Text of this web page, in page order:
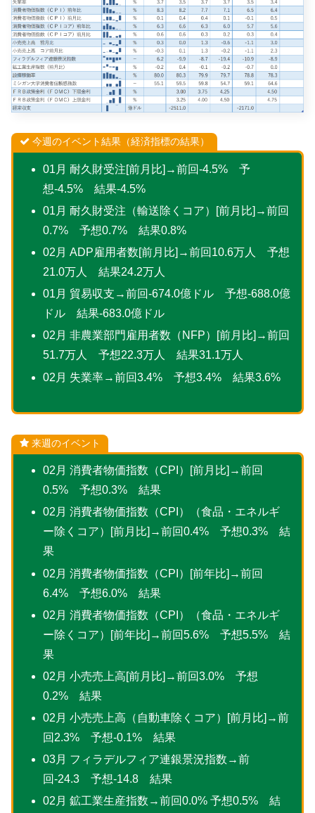
今週のイベント結果（経済指標の結果）
01月 耐久財受注[前月比]→前回-4.5% 予
想-4.5% 結果-4.5%
01月 耐久財受注（輸送除くコア）[前月比]→前回
0.7% 予想0.7% 結果0.8%
02月 ADP雇用者数[前月比]→前回10.6万人 予想
21.0万人 結果24.2万人
01月 貿易収支→前回-674.0億ドル 予想-688.0億
ドル 結果-683.0億ドル
02月 非農業部門雇用者数（NFP）[前月比]→前回
51.7万人 予想22.3万人 結果31.1万人
02月 失業率→前回3.4% 予想3.4% 結果3.6%
来週のイベント
02月 消費者物価指数（CPI）[前月比]→前回
0.5% 予想0.3% 結果
02月 消費者物価指数（CPI）（食品・エネルギ
ー除くコア）[前月比]→前回0.4% 予想0.3% 結
果
02月 消費者物価指数（CPI）[前年比]→前回
6.4% 予想6.0% 結果
02月 消費者物価指数（CPI）（食品・エネルギ
ー除くコア）[前年比]→前回5.6% 予想5.5% 結
果
02月 小売売上高[前月比]→前回3.0% 予想
0.2% 結果
02月 小売売上高（自動車除くコア）[前月比]→前
回2.3% 予想-0.1% 結果
03月 フィラデルフィア連銀景況指数→前
回-24.3 予想-14.8 結果
02月 鉱工業生産指数→前回0.0% 予想0.5% 結